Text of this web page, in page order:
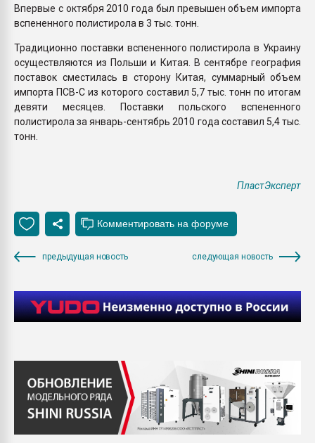
Впервые с октября 2010 года был превышен объем импорта
вспененного полистирола в 3 тыс. тонн.
Традиционно поставки вспененного полистирола в Украину
осуществляются из Польши и Китая. В сентябре география
поставок сместилась в сторону Китая, суммарный объем
импорта ПСВ-С из которого составил 5,7 тыс. тонн по итогам
девяти месяцев. Поставки польского вспененного
полистирола за январь-сентябрь 2010 года составил 5,4 тыс.
тонн.
ПластЭксперт
предыдущая новость следующая новость